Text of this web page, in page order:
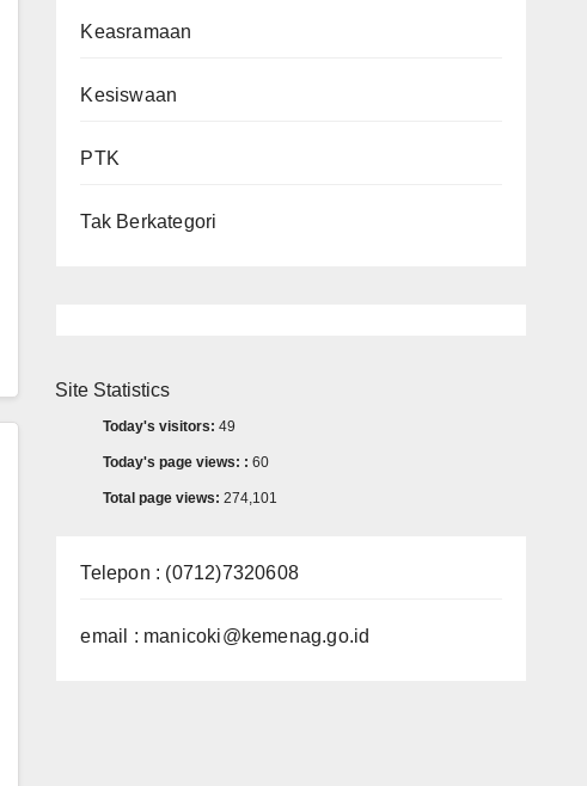
Keasramaan
Kesiswaan
PTK
Tak Berkategori
Site Statistics
Today's visitors:49
Today's page views: :60
Total page views:274,101
Telepon : (0712)7320608
email : manicoki@kemenag.go.id